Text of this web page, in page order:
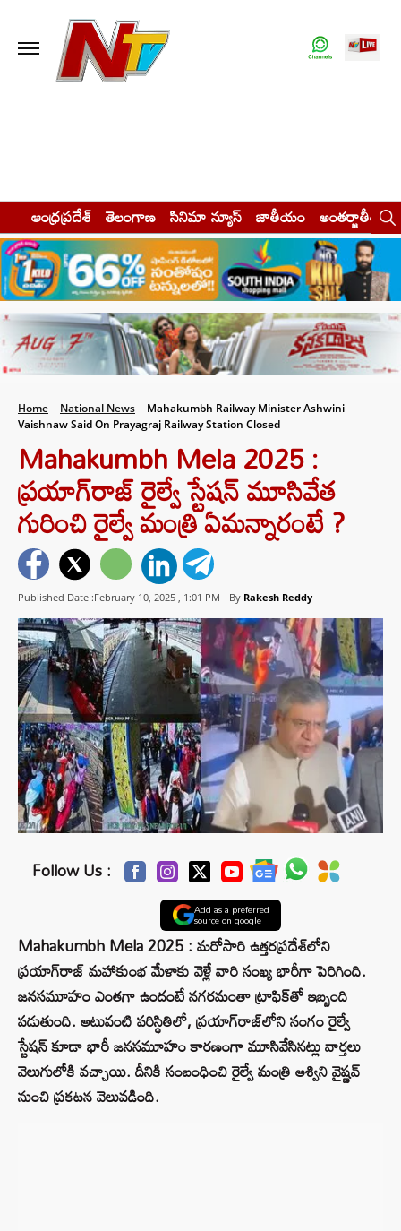
ఆంధ్రప్రదేశ్ తెలంగాణ సినిమా న్యూస్ జాతీయం అంతర్జాతీయం
Home National News
Mahakumbh Railway Minister Ashwini
Vaishnaw Said On Prayagraj Railway Station Closed
Mahakumbh Mela 2025 :
ప్రయాగ్‌రాజ్ రైల్వే స్టేషన్ మూసివేత
గురించి రైల్వే మంత్రి ఏమన్నారంటే ?
Published Date :February 10, 2025 , 1:01 PM By Rakesh Reddy
Follow Us :
Add as a preferred
source on google
Mahakumbh Mela 2025 : మరోసారి ఉత్తరప్రదేశ్‌లోని
ప్రయాగ్‌రాజ్ మహాకుంభ మేళాకు వెళ్లే వారి సంఖ్య భారీగా పెరిగింది.
జనసమూహం ఎంతగా ఉందంటే నగరమంతా ట్రాఫిక్‌తో ఇబ్బంది
పడుతుంది. అటువంటి పరిస్థితిలో, ప్రయాగ్‌రాజ్‌లోని సంగం రైల్వే
స్టేషన్ కూడా భారీ జనసమూహం కారణంగా మూసివేసినట్లు వార్తలు
వెలుగులోకి వచ్చాయి. దీనికి సంబంధించి రైల్వే మంత్రి అశ్విని వైష్ణవ్
నుంచి ప్రకటన వెలువడింది.